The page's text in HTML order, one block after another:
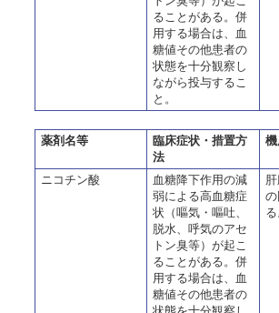
ることがある。併
用する場合は、血
糖値その他患者の
状態を十分観察し
ながら投与するこ
と。
薬剤名等
臨床症状・措置方
法
ニコチン酸
血糖降下作用の減
弱による高血糖症
状（嘔気・嘔吐、
脱水、呼気のアセ
トン臭等）が起こ
ることがある。併
用する場合は、血
糖値その他患者の
る